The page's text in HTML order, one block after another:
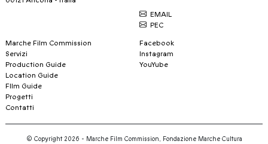
EMAIL
PEC
Marche Film Commission
Servizi
Production Guide
Location Guide
FIlm Guide
Progetti
Contatti
Facebook
Instagram
YouYube
© Copyright 2026 - Marche Film Commission, Fondazione Marche Cultura